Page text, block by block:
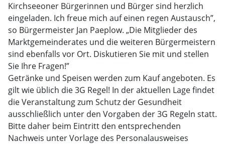
Kirchseeoner Bürgerinnen und Bürger sind herzlich
eingeladen. Ich freue mich auf einen regen Austausch”,
so Bürgermeister Jan Paeplow. „Die Mitglieder des
Marktgemeinderates und die weiteren Bürgermeistern
sind ebenfalls vor Ort. Diskutieren Sie mit und stellen
Sie Ihre Fragen!”
Getränke und Speisen werden zum Kauf angeboten. Es
gilt wie üblich die 3G Regel! In der aktuellen Lage findet
die Veranstaltung zum Schutz der Gesundheit
ausschließlich unter den Vorgaben der 3G Regeln statt.
Bitte daher beim Eintritt den entsprechenden
Nachweis unter Vorlage des Personalausweises